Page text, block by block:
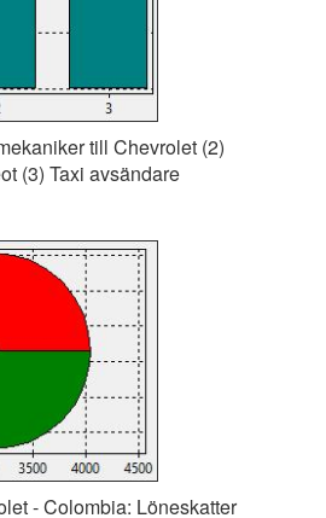
till Chevrolet (2)
(3) Taxi avsändare
- Colombia: Löneskatter